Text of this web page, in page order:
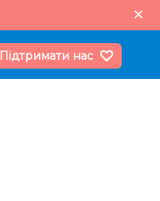
Підтримати нас